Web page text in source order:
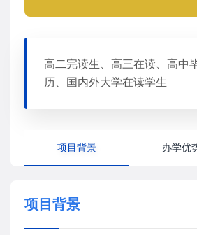
高二完读生、高三在读、高中
历、国内外大学在读学生
项目背景 办学优
项目背景